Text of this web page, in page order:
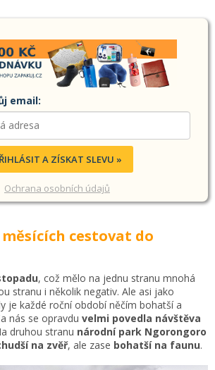
email:
A ZÍSKAT SLEVU »
Ochrana osobních údajů
cestovat do
, což mělo na jednu stranu mnohá
stranu i několik negativ. Ale asi jako
je každé roční období něčím bohatší a
nás se opravdu velmi povedla návštěva
druhou stranu národní park Ngorongoro
na zvěř, ale zase bohatší na faunu.